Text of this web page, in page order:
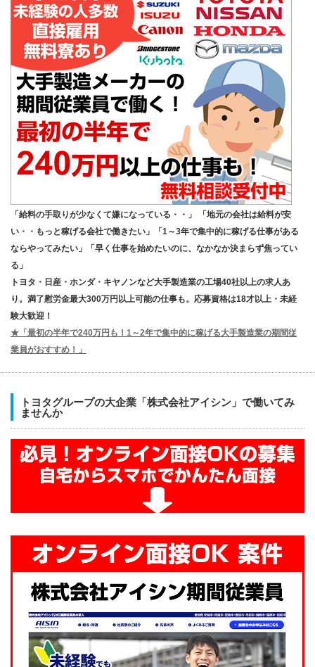
「給料の手取りが少なくて嫌になっている・・」 「地元の会社は給料が安
い・・もっと稼げる会社で働きたい」「1～3年で集中的に稼げる仕事がある
ならやってみたい」「早く仕事を始めたいのに、なかなか決まらず焦ってい
る」
トヨタ・日産・ホンダ・キヤノンなど大手製造業の工場40社以上の求人あ
り。満了慰労金最大300万円以上可能の仕事も。応募資格は18才以上・未経
験大歓迎！
★「最初の半年で240万円も！1～2年で集中的に稼げる大手製造業の期間従
業員がおすすめ！」
トヨタグループの大企業「株式会社アイシン」で働いてみ
ませんか